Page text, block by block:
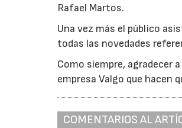
Rafael Martos.
Una vez más el público
todas las novedades
Como siempre, agradecer
empresa Valgo que hacen
COMENTARIOS AL